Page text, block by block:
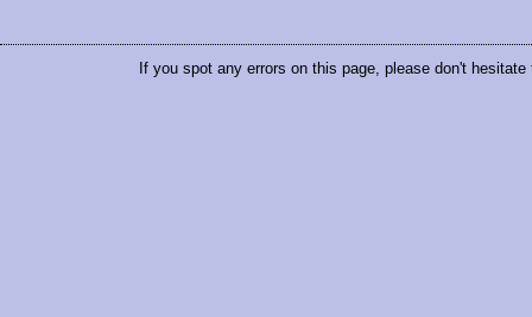
If you spot any errors on this page, please don't